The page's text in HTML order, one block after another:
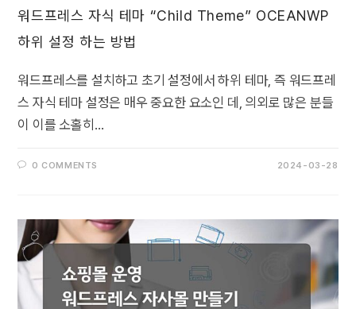
워드프레스 자식 테마 “Child Theme” OCEANWP
하위 설정 하는 방법
워드프레스를 설치하고 초기 설정에서 하위 테마, 즉 워드프레
스 자식 테마 설정은 매우 중요한 요소인 데, 의외로 많은 분들
이 이를 소홀히…
0 COMMENTS 2024-03-28